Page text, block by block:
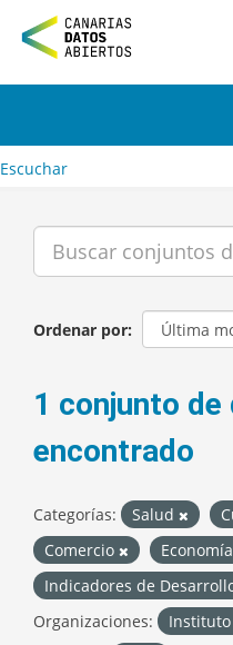
n
tEscuchar
Ordenar por
1 conjunto de
encontrado
Categorías: Salud
Comercio
Economía
Indicadores de
Organizaciones:
Instituto